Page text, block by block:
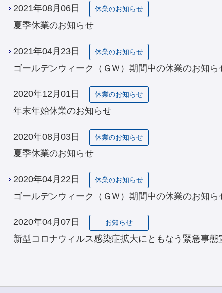
2021年08月06日 休業のお知らせ
夏季休業のお知らせ
2021年04月23日 休業のお知らせ
ゴールデンウィーク（ＧＷ）期間中の休業のお知ら
2020年12月01日 休業のお知らせ
年末年始休業のお知らせ
2020年08月03日 休業のお知らせ
夏季休業のお知らせ
2020年04月22日 休業のお知らせ
ゴールデンウィーク（ＧＷ）期間中の休業のお知ら
2020年04月07日 お知らせ
新型コロナウィルス感染症拡大にともなう緊急事